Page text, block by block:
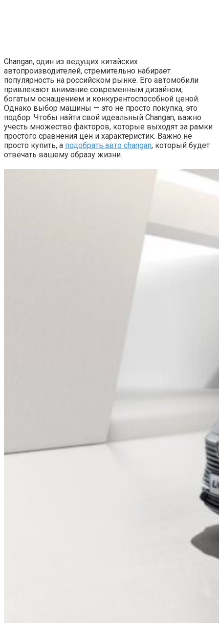
Changan, один из ведущих китайских
автопроизводителей, стремительно набирает
популярность на российском рынке. Его автомобили
привлекают внимание современным дизайном,
богатым оснащением и конкурентоспособной ценой.
Однако выбор машины — это не просто покупка, это
подбор. Чтобы найти свой идеальный Changan, важно
учесть множество факторов, которые выходят за рамки
простого сравнения цен и характеристик. Важно не
просто купить, а подобрать авто changan, который будет
отвечать вашему образу жизни.